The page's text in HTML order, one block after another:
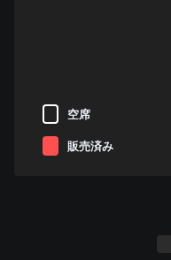
空席
販売済み